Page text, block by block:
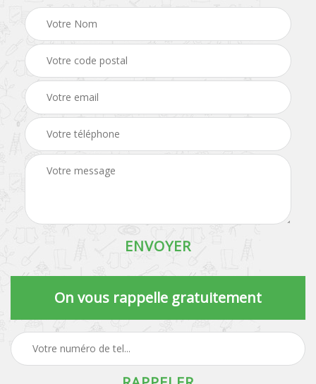
On vous rappelle gratuitement